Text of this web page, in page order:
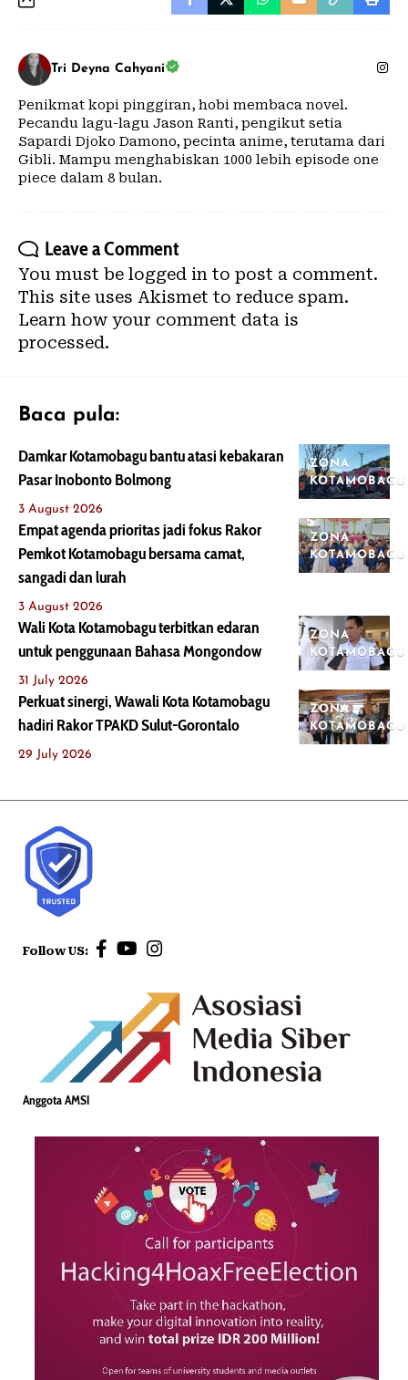
Tri Deyna Cahyani
Penikmat kopi pinggiran, hobi membaca novel.
Pecandu lagu-lagu Jason Ranti, pengikut setia
Sapardi Djoko Damono, pecinta anime, terutama dari
Gibli. Mampu menghabiskan 1000 lebih episode one
piece dalam 8 bulan.
Leave a Comment
You must be logged in to post a comment.
This site uses Akismet to reduce spam.
Learn how your comment data is
processed.
Baca pula:
ZONA
KOTAMOBAGU
Damkar Kotamobagu bantu atasi kebakaran
Pasar Inobonto Bolmong
3 August 2026
ZONA
KOTAMOBAGU
Empat agenda prioritas jadi fokus Rakor
Pemkot Kotamobagu bersama camat,
sangadi dan lurah
3 August 2026
ZONA
KOTAMOBAGU
Wali Kota Kotamobagu terbitkan edaran
untuk penggunaan Bahasa Mongondow
31 July 2026
ZONA
KOTAMOBAGU
Perkuat sinergi, Wawali Kota Kotamobagu
hadiri Rakor TPAKD Sulut-Gorontalo
29 July 2026
Follow US:
Anggota AMSI